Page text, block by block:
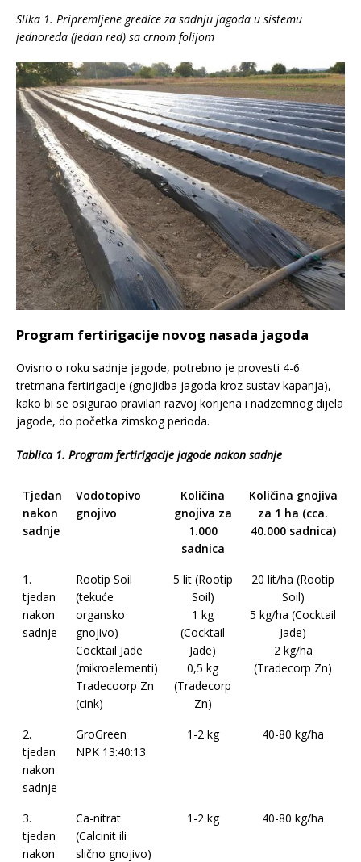
Slika 1. Pripremljene gredice za sadnju jagoda u sistemu
jednoreda (jedan red) sa crnom folijom
Program fertirigacije novog nasada jagoda
Ovisno o roku sadnje jagode, potrebno je provesti 4-6
tretmana fertirigacije (gnojidba jagoda kroz sustav kapanja),
kako bi se osigurao pravilan razvoj korijena i nadzemnog dijela
jagode, do početka zimskog perioda.
Tablica 1. Program fertirigacije jagode nakon sadnje
Tjedan
nakon
sadnje
Vodotopivo
gnojivo
Količina
gnojiva za
1.000
sadnica
Količina gnojiva
za 1 ha (cca.
40.000 sadnica)
1.
tjedan
nakon
sadnje
Rootip Soil
(tekuće
organsko
gnojivo)
Cocktail Jade
(mikroelementi)
Tradecoorp Zn
(cink)
5 lit (Rootip
Soil)
1 kg
(Cocktail
Jade)
0,5 kg
(Tradecorp
Zn)
20 lit/ha (Rootip
Soil)
5 kg/ha (Cocktail
Jade)
2 kg/ha
(Tradecorp Zn)
2.
tjedan
nakon
sadnje
GroGreen
NPK 13:40:13
1-2 kg 40-80 kg/ha
3.
tjedan
nakon
Ca-nitrat
(Calcinit ili
slično gnojivo)
1-2 kg 40-80 kg/ha